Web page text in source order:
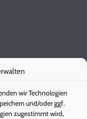
wir Technologien
und/oder ggf.
zugestimmt wird,